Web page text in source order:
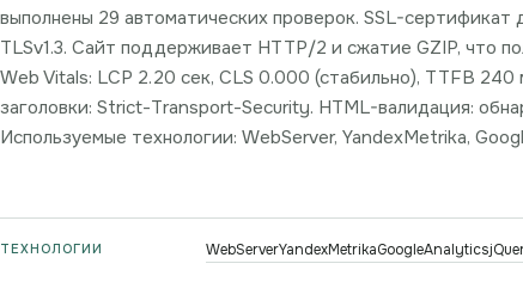
выполнены 29 автоматических проверок. SSL-сертификат
TLSv1.3. Сайт поддерживает HTTP/2 и сжатие GZIP, что
Web Vitals: LCP 2.20 сек, CLS 0.000 (стабильно), TTFB
заголовки: Strict-Transport-Security. HTML-валидация:
Используемые технологии: WebServer, YandexMetrika,
ТЕХНОЛОГИИ WebServerYandexMetrikaGoogleAnalytics